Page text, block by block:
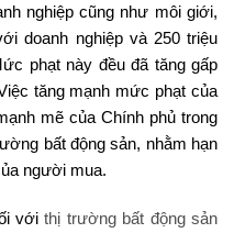
nghiệp cũng như môi giới,
doanh nghiệp và 250 triệu
phạt này đều đã tăng gấp
tăng mạnh mức phạt của
mẽ của Chính phủ trong
bất động sản, nhằm hạn
người mua.
vớithị trường bất động sản